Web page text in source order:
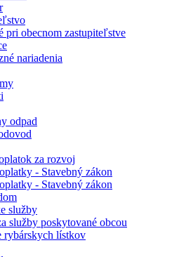
pri obecnom zastupiteľstve
nariadenia
odpad
za rozvoj
- Stavebný zákon
- Stavebný zákon
služby
služby poskytované obcou
rybárskych lístkov